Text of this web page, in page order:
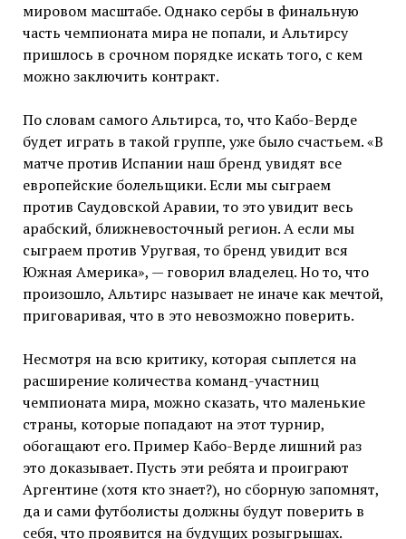
мировом масштабе. Однако сербы в финальную
часть чемпионата мира не попали, и Альтирсу
пришлось в срочном порядке искать того, с кем
можно заключить контракт.
По словам самого Альтирса, то, что Кабо-Верде
будет играть в такой группе, уже было счастьем. «В
матче против Испании наш бренд увидят все
европейские болельщики. Если мы сыграем
против Саудовской Аравии, то это увидит весь
арабский, ближневосточный регион. А если мы
сыграем против Уругвая, то бренд увидит вся
Южная Америка», — говорил владелец. Но то, что
произошло, Альтирс называет не иначе как мечтой,
приговаривая, что в это невозможно поверить.
Несмотря на всю критику, которая сыплется на
расширение количества команд-участниц
чемпионата мира, можно сказать, что маленькие
страны, которые попадают на этот турнир,
обогащают его. Пример Кабо-Верде лишний раз
это доказывает. Пусть эти ребята и проиграют
Аргентине (хотя кто знает?), но сборную запомнят,
да и сами футболисты должны будут поверить в
себя, что проявится на будущих розыгрышах.